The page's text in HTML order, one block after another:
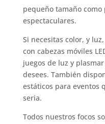
pequeño tamaño
espectaculares.
Si necesitas color, y
con cabezas móviles
juegos de luz y
desees. También
estáticos para eventos
seria.
Todos nuestros focos